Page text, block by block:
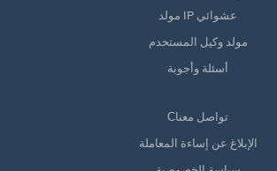
مولد IP عشوائي
مولد وكيل المستخدم
أسئلة وأجوبة
Сتواصل معنا
الإبلاغ عن إساءة المعاملة